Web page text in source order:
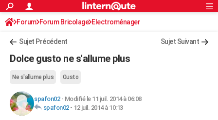
ACTUALITÉS
Politique
Société
Faits Divers
Education
Monde
Villes
+
AUTO
Essais
Réserver un essai
Citadines
Berlines
SUV
Forum auto
+HIGH-TECH
S'inscrire
Connexion
Forum Forum Bricolage Electroménager
Sujet Précédent Sujet Suivant
Dolce gusto ne s'allume plus
Ne s'allume plus Gusto
spafon02- Modifié le 11 juil. 2014 à 06:08
spafon02- 12 juil. 2014 à 10:13